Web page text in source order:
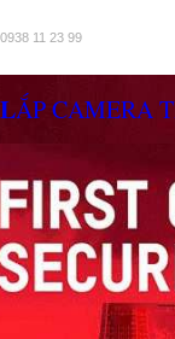
0938 11 23 99
LẮP CAMERA